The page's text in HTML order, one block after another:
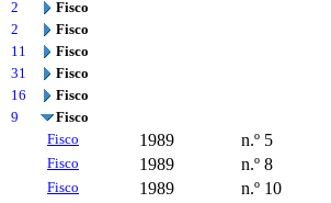
2
Fisco
2
Fisco
11
Fisco
31
Fisco
16
Fisco
9
Fisco
Fisco
1989 n.º 5
Fisco 1989 n.º 8
Fisco 1989 n.º 10